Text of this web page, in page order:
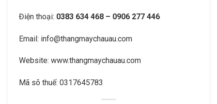
Điện thoại: 0383 634 468 – 0906 277 446
Email: info@thangmaychauau.com
Website: www.thangmaychauau.com
Mã sõ thuế: 0317645783